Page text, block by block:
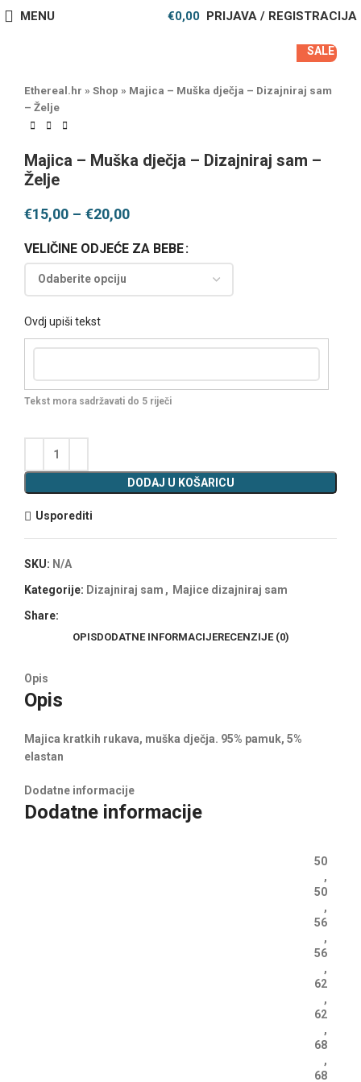
MENU €0,00 PRIJAVA / REGISTRACIJA
SALE
Ethereal.hr » Shop » Majica – Muška dječja – Dizajniraj sam
– Želje
Majica – Muška dječja – Dizajniraj sam –
Želje
€15,00 – €20,00
VELIČINE ODJEĆE ZA BEBE
Ovdj upiši tekst
Tekst mora sadržavati do 5 riječi
DODAJ U KOŠARICU
Usporediti
SKU: N/A
Kategorije: Dizajniraj sam , Majice dizajniraj sam
Share:
OPISDODATNE INFORMACIJERECENZIJE (0)
Opis
Opis
Majica kratkih rukava, muška dječja. 95% pamuk, 5%
elastan
Dodatne informacije
Dodatne informacije
50
,
50
,
56
,
56
,
62
,
62
,
68
,
68